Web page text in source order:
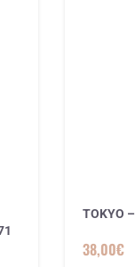
TOKYO
38,00€